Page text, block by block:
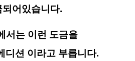
되어있습니다.
서는 이런 도금을
디션 이라고 부릅니다.